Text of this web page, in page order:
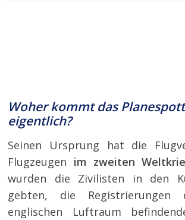
Woher kommt das
eigentlich?
Seinen Ursprung hat die
Flugzeugen im zweiten
wurden die Zivilisten in den
gebten, die
englischen Luftraum